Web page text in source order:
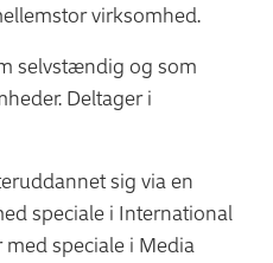
virksomhed.
selvstændig og som
Deltager i
sig via en
speciale i International
speciale i Media